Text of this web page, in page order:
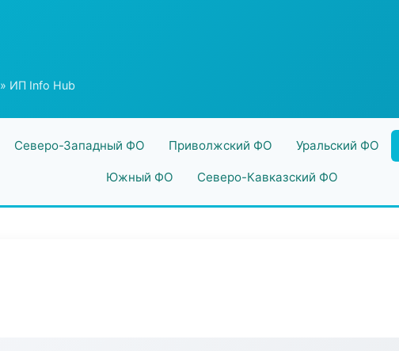
» ИП Info Hub
Северо-Западный ФО Приволжский ФО Уральский ФО
Южный ФО Северо-Кавказский ФО